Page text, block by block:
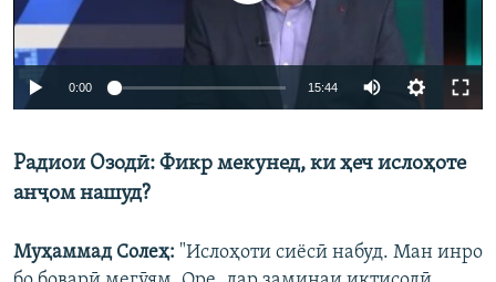
0:00 15:44
Радиои Озодӣ: Фикр мекунед, ки ҳеч ислоҳоте
анҷом нашуд?
Муҳаммад Солеҳ: "Ислоҳоти сиёсӣ набуд. Ман инро